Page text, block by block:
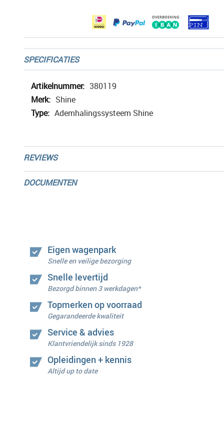
SPECIFICATIES
Meer
informatie
380119
Shine
Ademhalingssysteem Shine
REVIEWS
DOCUMENTEN
Eigen wagenpark
Snelle en veilige bezorging
Snelle levertijd
Bezorgd binnen 3 werkdagen*
Topmerken op voorraad
Gegarandeerde kwaliteit
Service & advies
Klantvriendelijk sinds 1928
Opleidingen + kennis
Altijd up to date